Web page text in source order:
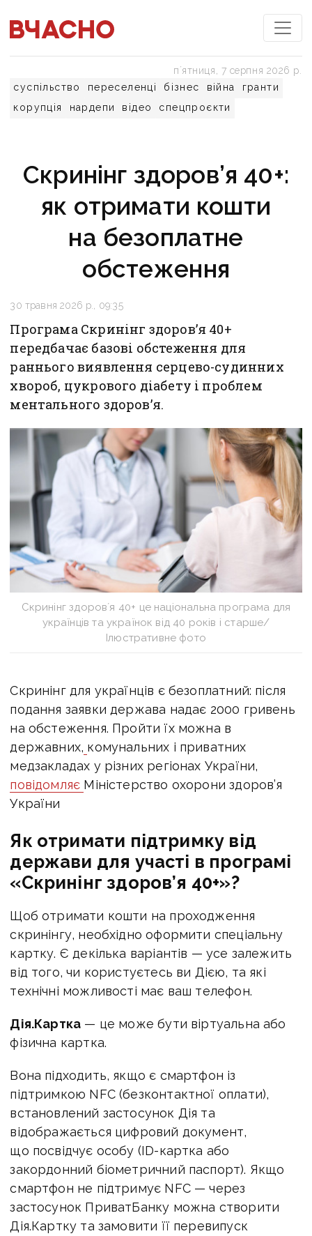
суспільство переселенці бізнес війна
гранти
корупція
нардепи відео спецпроєкти
пʼятниця, 7 серпня 2026 р.
Скринінг здоров’я 40+:
як отримати кошти
на безоплатне
обстеження
30 травня 2026 р., 09:35
Програма Скринінг здоровʼя 40+
передбачає базові обстеження для
раннього виявлення серцево-судинних
хвороб, цукрового діабету і проблем
ментального здоров’я.
Скринінг здоровʼя 40+ це національна програма для
українців та українок від 40 років і старше/
Ілюстративне фото
Скринінг для українців є безоплатний: після
подання заявки держава надає 2000 гривень
на обстеження. Пройти їх можна в
державних, комунальних і приватних
медзакладах у різних регіонах України,
повідомляє Міністерство охорони здоров’я
України
Як отримати підтримку від
держави для участі в програмі
«Скринінг здоров’я 40+»?
Щоб отримати кошти на проходження
скринінгу, необхідно оформити спеціальну
картку. Є декілька варіантів — усе залежить
від того, чи користуєтесь ви Дією, та які
технічні можливості має ваш телефон.
Дія.Картка — це може бути віртуальна або
фізична картка.
Вона підходить, якщо є смартфон із
підтримкою NFC (безконтактної оплати),
встановлений застосунок Дія та
відображається цифровий документ,
що посвідчує особу (ID-картка або
закордонний біометричний паспорт). Якщо
смартфон не підтримує NFC — через
застосунок ПриватБанку можна створити
Дія.Картку та замовити її перевипуск